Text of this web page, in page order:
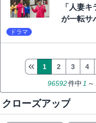
「人妻
が一転サ
ドラマ
96592件中 1 ～
1 2 3 4
クローズアップ